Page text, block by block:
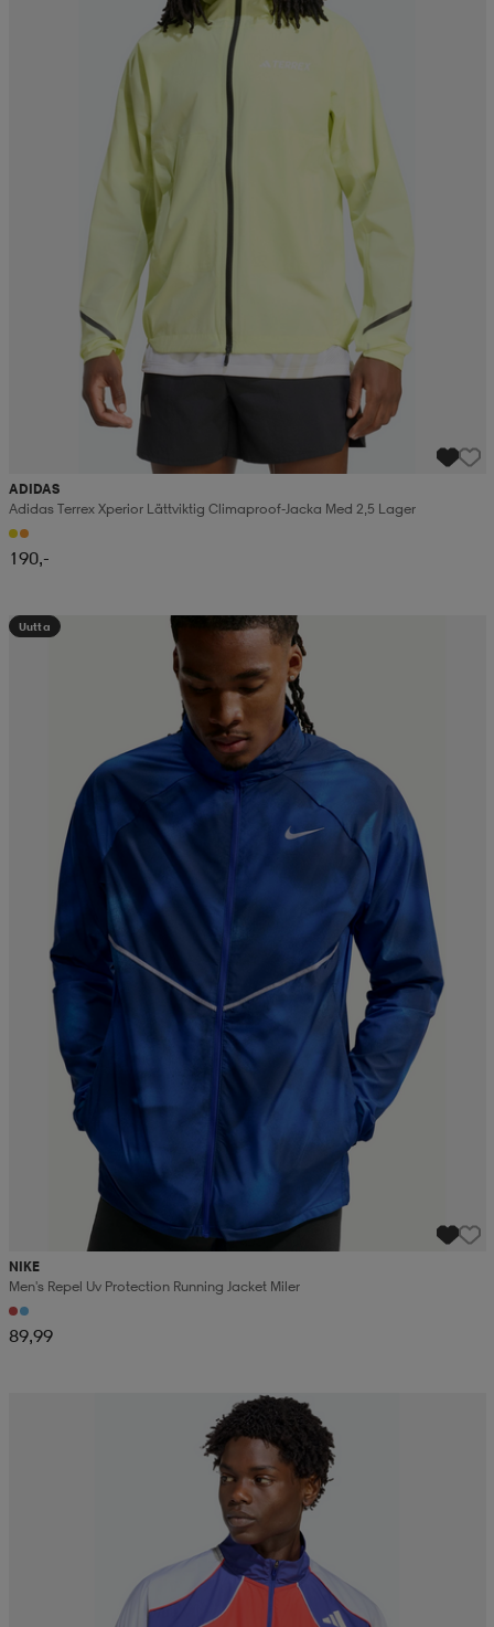
ADIDAS
Adidas Terrex Xperior Lättviktig Climaproof-Jacka Med 2,5 Lager
190,-
Uutta
NIKE
Men's Repel Uv Protection Running Jacket Miler
89,99